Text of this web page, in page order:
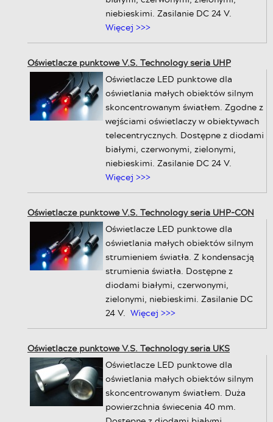
niebieskimi. Zasilanie DC 24 V.
Więcej >>>
Oświetlacze punktowe V.S. Technology seria UHP
Oświetlacze LED punktowe dla
oświetlania małych obiektów silnym
skoncentrowanym światłem. Zgodne z
wejściami oświetlaczy w obiektywach
telecentrycznych. Dostępne z diodami
białymi, czerwonymi, zielonymi,
niebieskimi. Zasilanie DC 24 V.
Więcej >>>
Oświetlacze punktowe V.S. Technology seria UHP-CON
Oświetlacze LED punktowe dla
oświetlania małych obiektów silnym
strumieniem światła. Z kondensacją
strumienia światła. Dostępne z
diodami białymi, czerwonymi,
zielonymi, niebieskimi. Zasilanie DC
24 V. Więcej >>>
Oświetlacze punktowe V.S. Technology seria UKS
Oświetlacze LED punktowe dla
oświetlania małych obiektów silnym
skoncentrowanym światłem. Duża
powierzchnia świecenia 40 mm.